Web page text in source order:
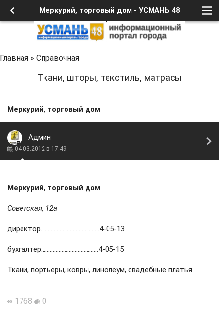
Меркурий, торговый дом - УСМАНЬ 48
Главная » Справочная
Ткани, шторы, текстиль, матрасы
Меркурий, торговый дом
Админ
04.03.2012 в 17:49
Меркурий, торговый дом
Советская, 12а
директор........................................4-05-13
бухгалтер.......................................4-05-15
Ткани, портьеры, ковры, линолеум, свадебные платья
1768 0